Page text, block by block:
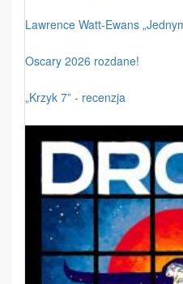
Lawrence Watt-Ewans
Oscary 2026 rozdane!
„Krzyk 7” - recenzja